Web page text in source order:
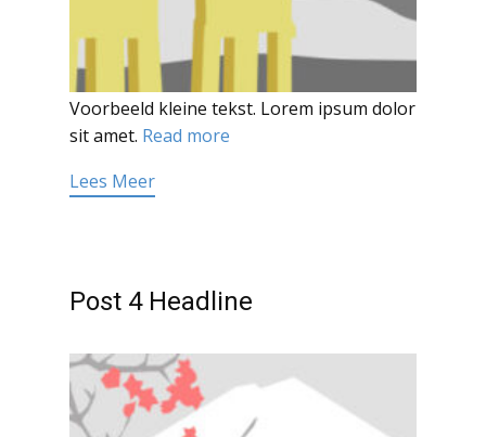
Voorbeeld kleine tekst. Lorem ipsum dolor
sit amet. Read more
Lees Meer
Post 4 Headline